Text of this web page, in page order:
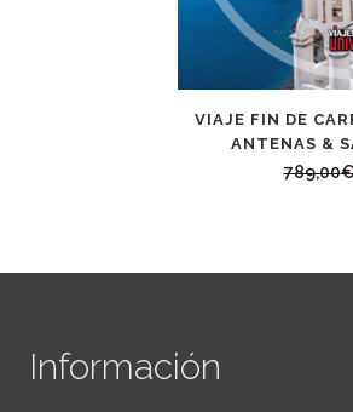
VIAJE FIN DE
ANTENAS &
789,00€
Información